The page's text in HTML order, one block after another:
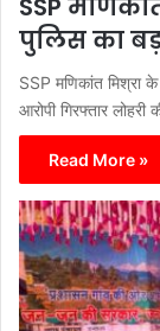
SSP
पुलिस का
SSP मणिकांत मिश्रा
आरोपी गिरफ्तार लोहरी
Read More »